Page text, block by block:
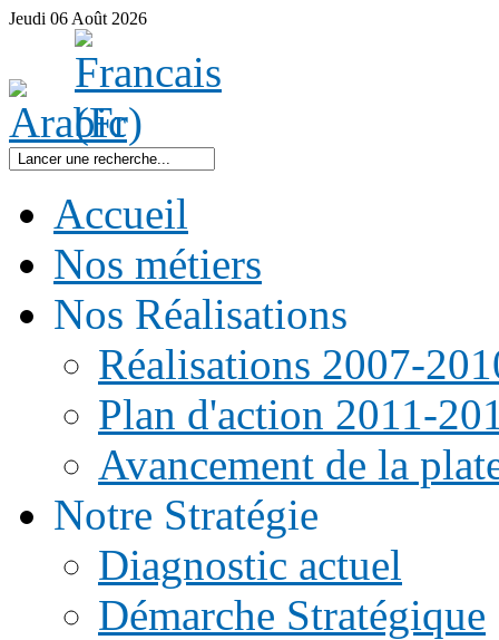
Jeudi 06 Août 2026
Accueil
Nos métiers
Nos Réalisations
Réalisations 2007-
Plan d'action 2011-
Avancement de la
Notre Stratégie
Diagnostic actuel
Démarche Stratégique